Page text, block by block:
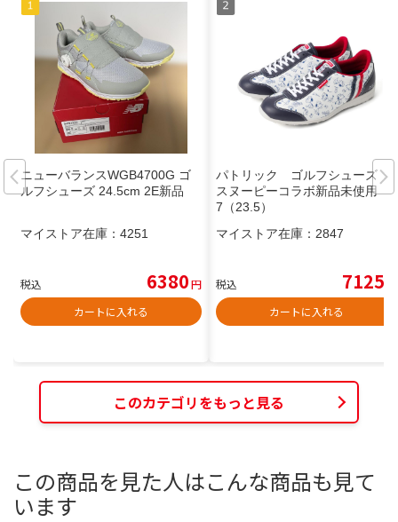
ニューバランスWGB4700G ゴ
ルフシューズ 24.5cm 2E新品
マイストア在庫： 4251
税込 6380円
カートに入れる
パトリック ゴルフシューズ
スヌーピーコラボ新品未使用 3
7（23.5）
マイストア在庫： 2847
税込 7125
カートに入れる
このカテゴリをもっと見る
この商品を見た人はこんな商品も見て
います